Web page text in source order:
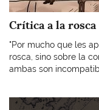
Crítica a la
"Por mucho que les
rosca, sino sobre la
ambas son
Imagen